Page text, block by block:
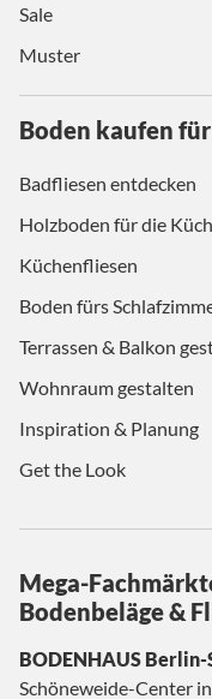
Sale
Muster
Boden kaufen
Badfliesen entdecken
Holzboden für die
Küchenfliesen
Boden fürs
Terrassen & Balkon
Wohnraum gestalten
Inspiration & Planung
Get the Look
Mega-
Bodenbeläge &
BODENHAUS
Schöneweide-Center